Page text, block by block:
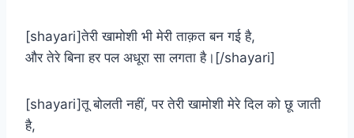
[shayari]तेरी खामोशी भी मेरी ताक़त बन गई है,
और तेरे बिना हर पल अधूरा सा लगता है।[/shayari]
[shayari]तू बोलती नहीं, पर तेरी खामोशी मेरे दिल को छू जाती
है,